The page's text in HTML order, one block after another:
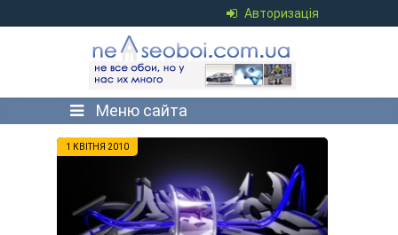
Авторизація
Меню сайта
1 КВІТНЯ 2010